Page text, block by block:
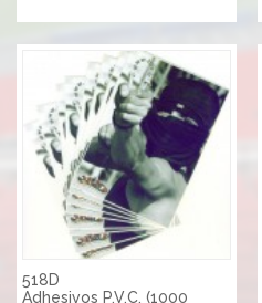
518D
Adhesivos P.V.C. (1000